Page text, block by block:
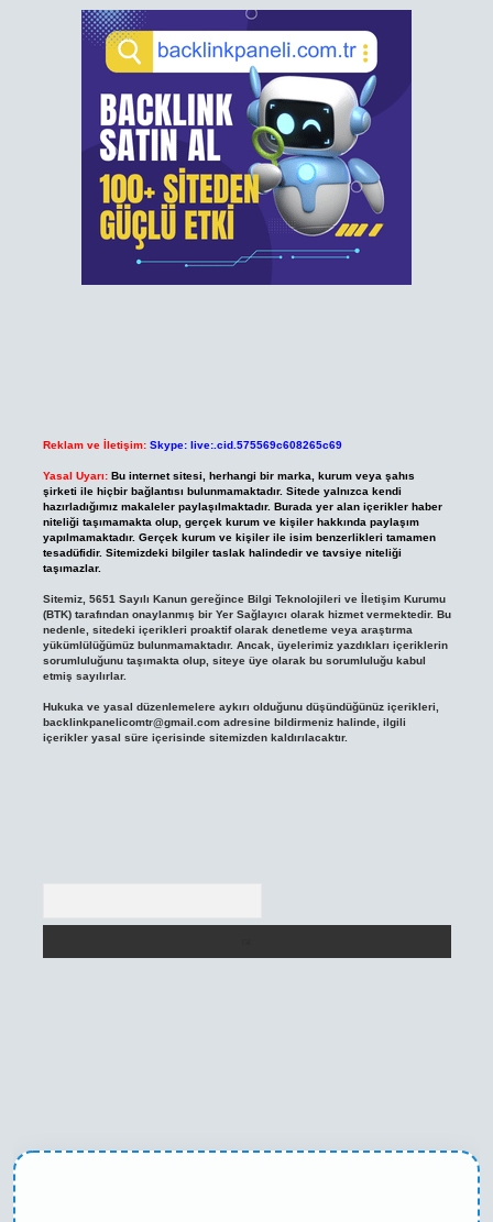
Reklam ve İletişim: Skype: live:.cid.575569c608265c69
Yasal Uyarı: Bu internet sitesi, herhangi bir marka, kurum veya şahıs
şirketi ile hiçbir bağlantısı bulunmamaktadır. Sitede yalnızca kendi
hazırladığımız makaleler paylaşılmaktadır. Burada yer alan içerikler haber
niteliği taşımamakta olup, gerçek kurum ve kişiler hakkında paylaşım
yapılmamaktadır. Gerçek kurum ve kişiler ile isim benzerlikleri tamamen
tesadüfidir. Sitemizdeki bilgiler taslak halindedir ve tavsiye niteliği
taşımazlar.
Sitemiz, 5651 Sayılı Kanun gereğince Bilgi Teknolojileri ve İletişim Kurumu
(BTK) tarafından onaylanmış bir Yer Sağlayıcı olarak hizmet vermektedir. Bu
nedenle, sitedeki içerikleri proaktif olarak denetleme veya araştırma
yükümlülüğümüz bulunmamaktadır. Ancak, üyelerimiz yazdıkları içeriklerin
sorumluluğunu taşımakta olup, siteye üye olarak bu sorumluluğu kabul
etmiş sayılırlar.
Hukuka ve yasal düzenlemelere aykırı olduğunu düşündüğünüz içerikleri,
backlinkpanelicomtr@gmail.comadresine bildirmeniz halinde, ilgili
içerikler yasal süre içerisinde sitemizden kaldırılacaktır.